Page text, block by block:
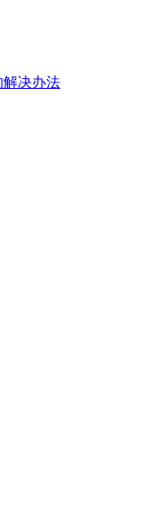
解决办法